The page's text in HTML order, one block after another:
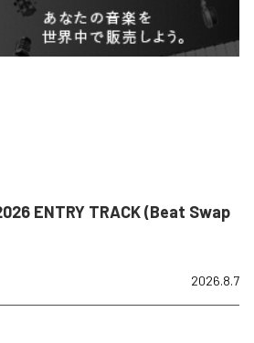
ENTRY TRACK (Beat Swap
2026.8.7